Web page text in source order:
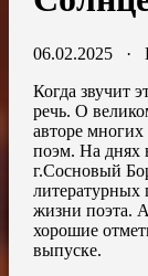
06.02.2025·
Когда звучит
речь. О
авторе многих
поэм. На днях
г.Сосновый
литературных
жизни поэта.
хорошие
выпуске.